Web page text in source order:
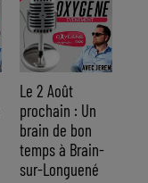
Le 2 Août
prochain : Un
brain de bon
temps à Brain-
sur-Longuené